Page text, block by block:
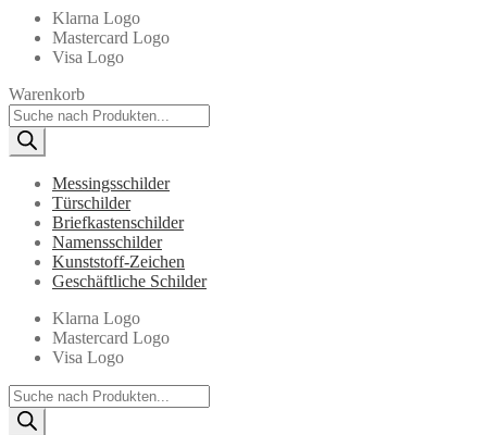
Klarna Logo
Mastercard Logo
Visa Logo
Warenkorb
Products
search
Messingsschilder
Türschilder
Briefkastenschilder
Namensschilder
Kunststoff-Zeichen
Geschäftliche Schilder
Klarna Logo
Mastercard Logo
Visa Logo
Products
search